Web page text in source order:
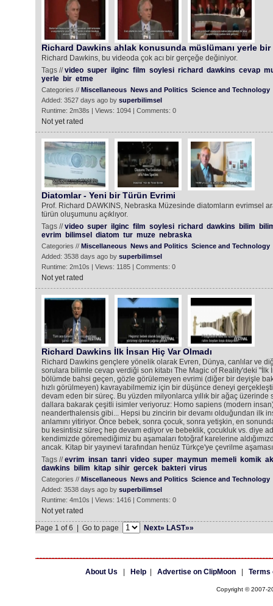
Richard Dawkins ahlak konusunda müslümanı yerle
Richard Dawkins, bu videoda çok acı bir gerçeğe değiniyor.
Tags //video super ilginc film soylesi richard dawkins cevap
yerle
bir etme
Categories // Miscellaneous News and Politics Science and Technology
Added: 3527 days ago by superbilimsel
Runtime: 2m38s | Views: 1094 | Comments: 0
Not yet rated
Diatomlar - Yeni bir Türün Evrimi
Prof. Richard DAWKINS, Nebraska Müzesinde diatomların evrimsel
türün oluşumunu açıklıyor.
Tags //video super ilginc film soylesi richard dawkins bilim
evrim
bilimsel diatom tur muze nebraska
Categories // Miscellaneous News and Politics Science and Technology
Added: 3538 days ago by superbilimsel
Runtime: 2m10s | Views: 1185 | Comments: 0
Not yet rated
Richard Dawkins İlk İnsan Hiç Var Olmadı
Richard Dawkins gençlere yönelik olarak Evren, Dünya, canlılar ve
sorulara bilimle cevap verdiği son kitabı The Magic of Reality'deki "İlk
bölümde bahsi geçen, gözle görülemeyen evrimi (diğer bir deyişle
hızlı görülmeyen) kavrayabilmemiz için bir düşünce deneyi
devam eden bir süreç. Bu yüzden milyonlarca yıllık bir ağaç
dallara bakarak çeşitli isimler veriyoruz: Homo sapiens (modern
neanderthalensis gibi... Hepsi bu zincirin bir devamı olduğundan ilk
anlamını yitiriyor. Önce bebek, sonra çocuk, sonra yetişkin, en
bu kesintisiz süreç hep devam ediyor ve bebeklik, çocukluk vs. diye
kendimizde göremediğimiz bu aşamaları fotoğraf karelerine
ancak. Kitap bir yayınevi tarafından henüz Türkçe'ye çevrilme
Tags //evrim insan tanri video super maymun memeli komik
dawkins
bilim kitap sihir gercek bakteri virus
Categories // Miscellaneous News and Politics Science and Technology
Added: 3538 days ago by superbilimsel
Runtime: 4m10s | Views: 1416 | Comments: 0
Not yet rated
Page 1 of 6 | Go to page
Next» LAST»»
About Us Help| Advertise on ClipMoon| Terms
Copyright © 2007-